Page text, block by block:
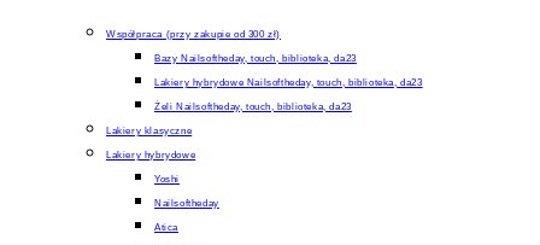
Współpraca (przy zakupie od 300 zł)
Bazy Nailsoftheday, touch, biblioteka, da23
Lakiery hybrydowe Nailsoftheday, touch, biblioteka, da23
Żeli Nailsoftheday, touch, biblioteka, da23
Lakiery klasyczne
Lakiery hybrydowe
Yoshi
Nailsoftheday
Atica